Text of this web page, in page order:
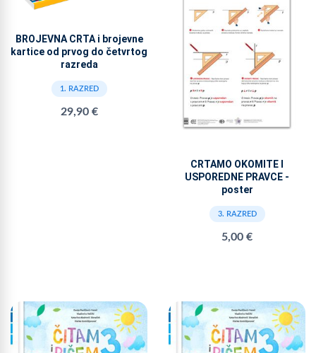
BROJEVNA CRTA i brojevne
kartice od prvog do četvrtog
razreda
1. RAZRED
29,90 €
CRTAMO OKOMITE I
USPOREDNE PRAVCE -
poster
3. RAZRED
5,00 €